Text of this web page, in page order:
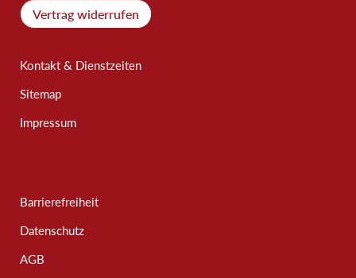
Vertrag widerrufen
Kontakt & Dienstzeiten
Sitemap
Impressum
Barrierefreiheit
Datenschutz
AGB